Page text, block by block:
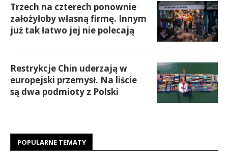
Trzech na czterech ponownie
założyłoby własną firmę. Innym
już tak łatwo jej nie polecają
Restrykcje Chin uderzają w
europejski przemysł. Na liście
są dwa podmioty z Polski
POPULARNE TEMATY